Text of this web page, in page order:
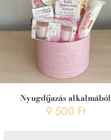
Nyugdíjazás alkalmából
9 500 Ft